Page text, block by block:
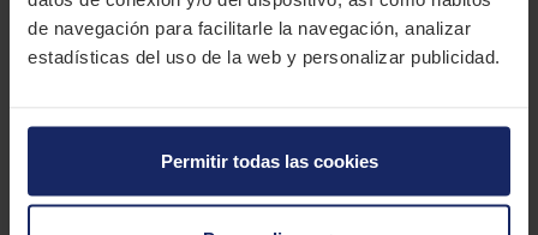
de navegación para facilitarle la navegación, analizar
estadísticas del uso de la web y personalizar publicidad.
Permitir todas las cookies
aventura, porque con el ANAKEE 3, la emoción de la carretera
nunca termina. Eleva tu conducción, ¡eleva tu viaje!